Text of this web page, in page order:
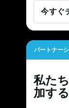
今すぐ
パートナー
私た
加する